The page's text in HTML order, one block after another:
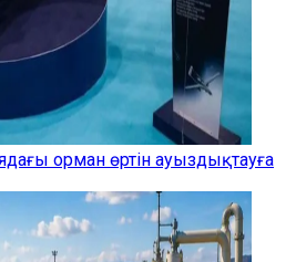
орман өртін ауыздықтауға